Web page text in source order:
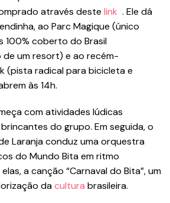
através deste link . Ele dá
ao Parc Magique (único
100% coberto do Brasil
um resort) e ao recém-
(pista radical para bicicleta e
às 14h.
com atividades lúdicas
do grupo. Em seguida, o
Laranja conduz uma orquestra
do Mundo Bita em ritmo
a canção “Carnaval do Bita”, um
dacultura brasileira.